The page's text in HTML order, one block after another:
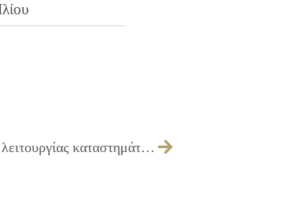
Λήψη απόφασης για χορήγηση αδειών ίδρυσης & λειτουργίας καταστημάτων υγειονομικού ενδιαφέροντος